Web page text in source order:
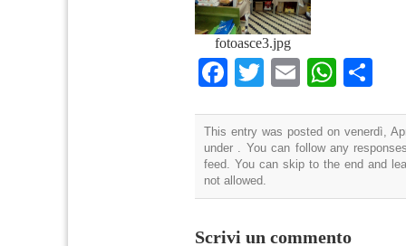
fotoasce3.jpg
Facebook
TwitterEmail
This entry was posted on venerdì,
under . You can follow any
feed. You can skip to the end and
not allowed.
Scrivi un commento